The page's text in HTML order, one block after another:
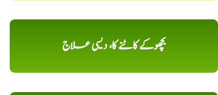
بچھوکے کاٹنے کا، دیسی علاج